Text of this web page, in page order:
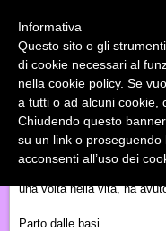
INDIETRO
INFLUENZA: COSA
Quali sono gli effetti della
una volta nella vita, ha
Parto dalle basi.
Informativa
Questo sito o gli
di cookie necessari al
nella cookie policy. Se
a tutti o ad alcuni cookie,
Chiudendo questo
su un link o proseguendo
acconsenti all’uso dei